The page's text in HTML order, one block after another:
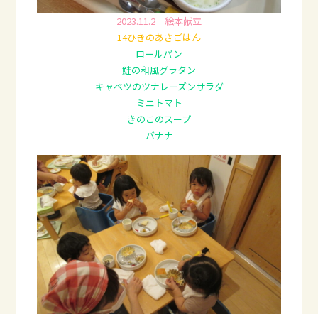
2023.11.2 絵本献立
14ひきのあさごはん
ロールパン
鮭の和風グラタン
キャベツのツナレーズンサラダ
ミニトマト
きのこのスープ
バナナ